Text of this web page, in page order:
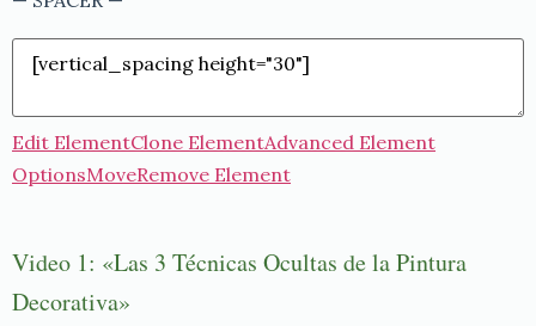
Edit ElementClone ElementAdvanced Element
OptionsMoveRemove Element
Video 1: «Las 3 Técnicas Ocultas de la Pintura
Decorativa»